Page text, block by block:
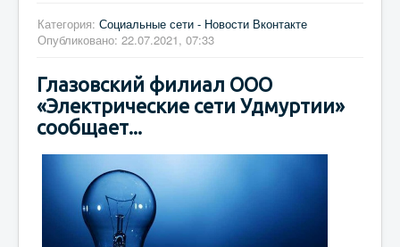
Категория: Социальные сети - Новости Вконтакте
Опубликовано: 22.07.2021, 07:33
Глазовский филиал ООО
«Электрические сети Удмуртии»
сообщает...